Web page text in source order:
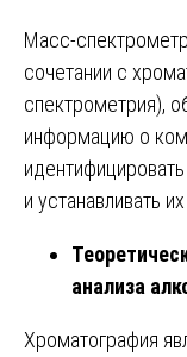
Масс-
сочетании с
спектрометрия),
информацию о
и устанавливать
анализа
Хроматография